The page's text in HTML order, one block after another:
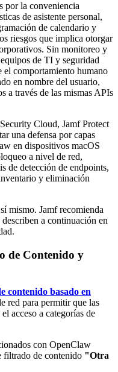
por la conveniencia
de asistente personal,
de calendario y
riesgos que implica otorgar
Sin monitoreo y
de TI y seguridad
comportamiento humano
en nombre del usuario,
a través de las mismas APIs
Cloud, Jamf Protect
una defensa por capas
en dispositivos macOS
a nivel de red,
de detección de endpoints,
y eliminación
mismo. Jamf recomienda
a continuación en
de Contenido y
contenido basado en
red para permitir que las
acceso a categorías de
con OpenClaw
filtrado de contenido "Otra